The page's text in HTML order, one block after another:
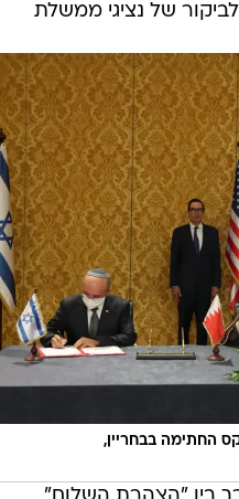
של נציגי ממשלת
החתימה בבחריין,